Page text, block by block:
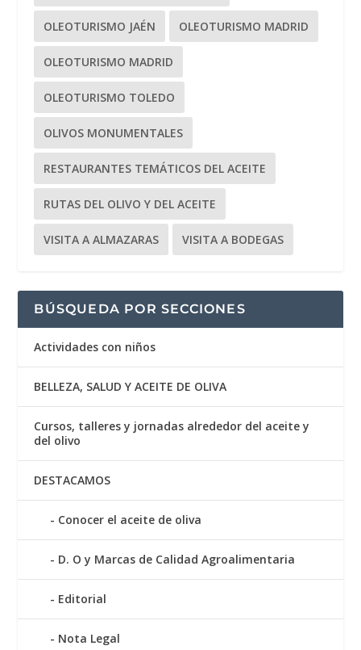
OLEOTURISMO JAÉN OLEOTURISMO MADRID
OLEOTURISMO MADRID
OLEOTURISMO TOLEDO
OLIVOS MONUMENTALES
RESTAURANTES TEMÁTICOS DEL ACEITE
RUTAS DEL OLIVO Y DEL ACEITE
VISITA A ALMAZARAS VISITA A BODEGAS
BÚSQUEDA POR SECCIONES
Actividades con niños
BELLEZA, SALUD Y ACEITE DE OLIVA
Cursos, talleres y jornadas alrededor del aceite y
del olivo
DESTACAMOS
Conocer el aceite de oliva
D. O y Marcas de Calidad Agroalimentaria
Editorial
Nota Legal